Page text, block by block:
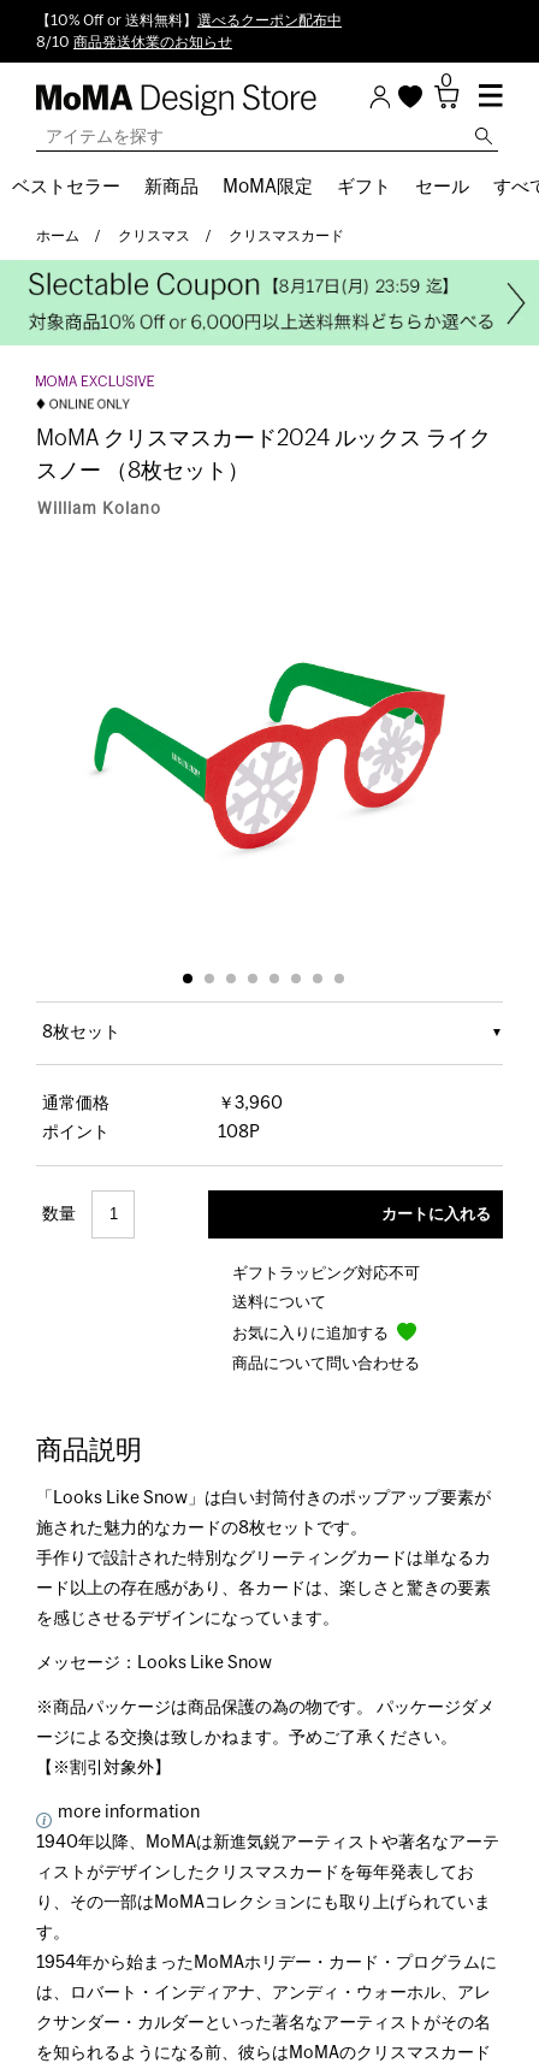
【10% Off or 送料無料】 選べるクーポン配布中
8/10 商品発送休業のお知らせ
0
ベストセラー 新商品 MoMA限定 ギフト セール すべ
ホーム クリスマス クリスマスカード
MoMA クリスマスカード2024 ルックス ライク
スノー （8枚セット）
William Kolano
8枚セット
通常価格
￥3,960
ポイント
108P
数量
ギフトラッピング対応不可
送料について
お気に入りに追加する
商品について問い合わせる
商品説明
「Looks Like Snow」は白い封筒付きのポップアップ要素が
施された魅力的なカードの8枚セットです。
手作りで設計された特別なグリーティングカードは単なるカ
ード以上の存在感があり、各カードは、楽しさと驚きの要素
を感じさせるデザインになっています。
メッセージ：Looks Like Snow
※商品パッケージは商品保護の為の物です。 パッケージダメ
ージによる交換は致しかねます。予めご了承ください。
【※割引対象外】
more information
1940年以降、MoMAは新進気鋭アーティストや著名なアーテ
ィストがデザインしたクリスマスカードを毎年発表してお
り、その一部はMoMAコレクションにも取り上げられていま
す。
1954年から始まったMoMAホリデー・カード・プログラムに
は、ロバート・インディアナ、アンディ・ウォーホル、アレ
クサンダー・カルダーといった著名なアーティストがその名
を知られるようになる前、彼らはMoMAのクリスマスカード